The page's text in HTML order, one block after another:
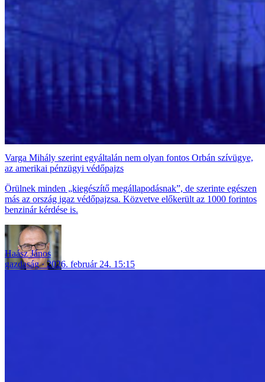
Varga Mihály szerint egyáltalán nem olyan fontos Orbán szívügye,
az amerikai pénzügyi védőpajzs
Örülnek minden „kiegészítő megállapodásnak”, de szerinte egészen
más az ország igaz védőpajzsa. Közvetve előkerült az 1000 forintos
benzinár kérdése is.
Haász János
gazdaság
2026. február 24. 15:15